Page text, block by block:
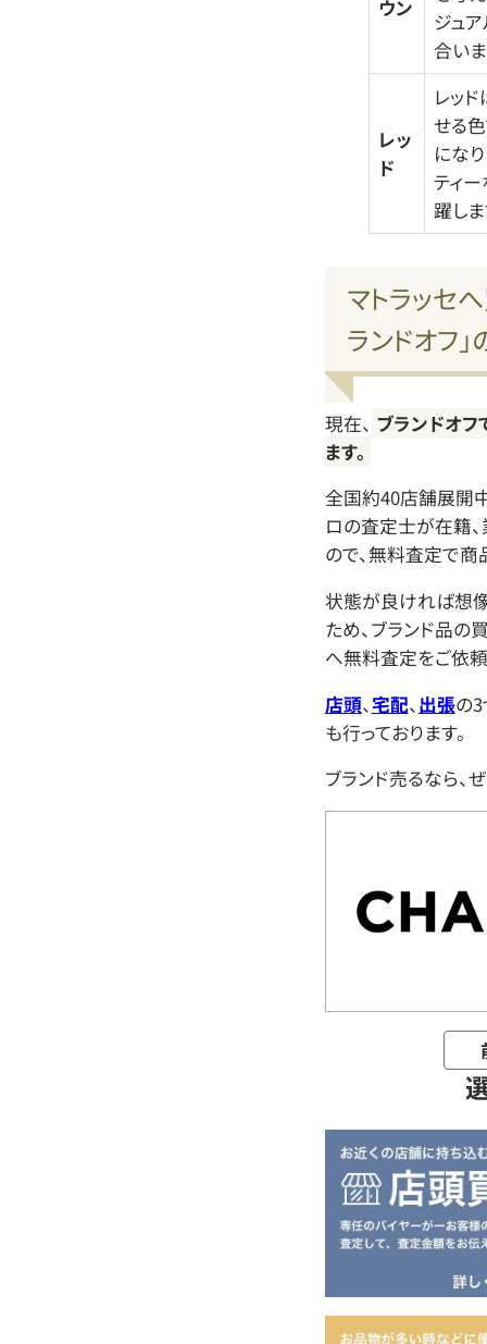
ウン
ジュ
合いま
レッ
ド
レッ
せる
にな
ティ
躍しま
マトラッセ
ランドオフ
現在、 ブランドオ
ます。
全国約40店舗展開
ロの査定士が在籍
ので、無料査定で商
状態が良ければ想
ため、ブランド品の
へ無料査定をご依頼
店頭、宅配、 出張の3
も行っております。
ブランド売るなら、